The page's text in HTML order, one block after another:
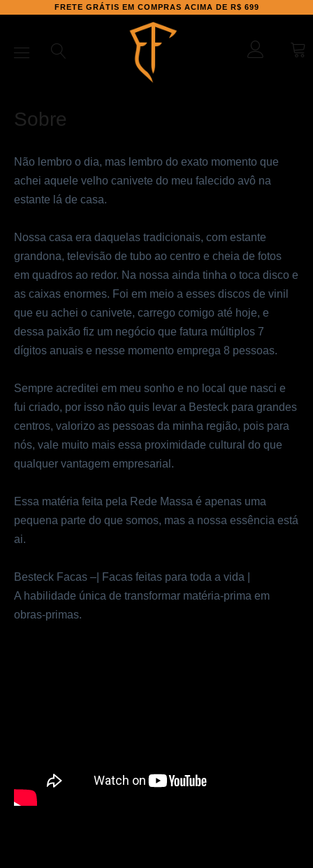
FRETE GRÁTIS EM COMPRAS ACIMA DE R$ 699
Sobre
Não lembro o dia, mas lembro do exato momento que
achei aquele velho canivete do meu falecido avô na
estante lá de casa.
Nossa casa era daquelas tradicionais, com estante
grandona, televisão de tubo ao centro e cheia de fotos
em quadros ao redor. Na nossa ainda tinha o toca disco e
as caixas enormes. Foi em meio a esses discos de vinil
que eu achei o canivete, carrego comigo até hoje, e
dessa paixão fiz um negócio que fatura múltiplos 7
dígitos anuais e nesse momento emprega 8 pessoas.
Sempre acreditei em meu sonho e no local que nasci e
fui criado, por isso não quis levar a Besteck para grandes
centros, valorizo as pessoas da minha região, pois para
nós, vale muito mais essa proximidade cultural do que
qualquer vantagem empresarial.
Essa matéria feita pela Rede Massa é apenas uma
pequena parte do que somos, mas a nossa essência está
ai.
Besteck Facas –| Facas feitas para toda a vida |
A habilidade única de transformar matéria-prima em
obras-primas.